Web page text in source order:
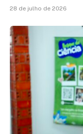
28 de julho de 2026